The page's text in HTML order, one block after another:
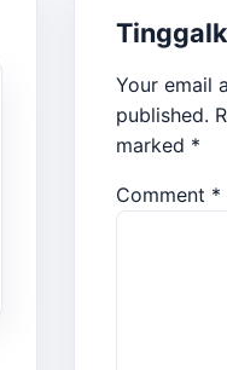
Your email
published.
marked *
Comment *